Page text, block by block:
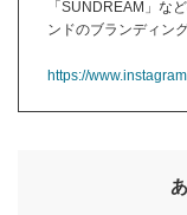
「SUNDREAM」な
ンドのブランディン
https://